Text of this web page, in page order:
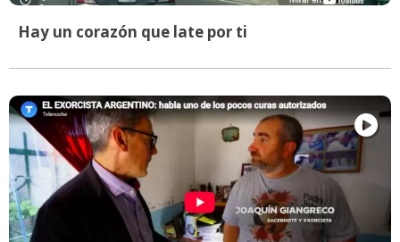
Hay un corazón que late por ti